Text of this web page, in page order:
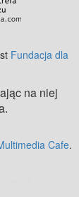
Fundacja dla
na niej
Cafe.